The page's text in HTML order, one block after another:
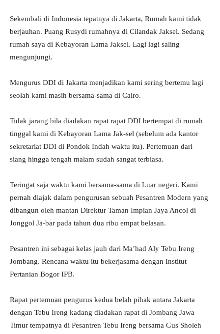
Sekembali di Indonesia tepatnya di Jakarta, Rumah kami tidak
berjauhan. Puang Rusydi rumahnya di Cilandak Jaksel. Sedang
rumah saya di Kebayoran Lama Jaksel. Lagi lagi saling
mengunjungi.
Mengurus DDI di Jakarta menjadikan kami sering bertemu lagi
seolah kami masih bersama-sama di Cairo.
Tidak jarang bila diadakan rapat rapat DDI bertempat di rumah
tinggal kami di Kebayoran Lama Jak-sel (sebelum ada kantor
sekretariat DDI di Pondok Indah waktu itu). Pertemuan dari
siang hingga tengah malam sudah sangat terbiasa.
Teringat saja waktu kami bersama-sama di Luar negeri. Kami
pernah diajak dalam pengurusan sebuah Pesantren Modern yang
dibangun oleh mantan Direktur Taman Impian Jaya Ancol di
Jonggol Ja-bar pada tahun dua ribu empat belasan.
Pesantren ini sebagai kelas jauh dari Ma’had Aly Tebu Ireng
Jombang. Rencana waktu itu bekerjasama dengan Institut
Pertanian Bogor IPB.
Rapat pertemuan pengurus kedua belah pihak antara Jakarta
dengan Tebu Ireng kadang diadakan rapat di Jombang Jawa
Timur tempatnya di Pesantren Tebu Ireng bersama Gus Sholeh